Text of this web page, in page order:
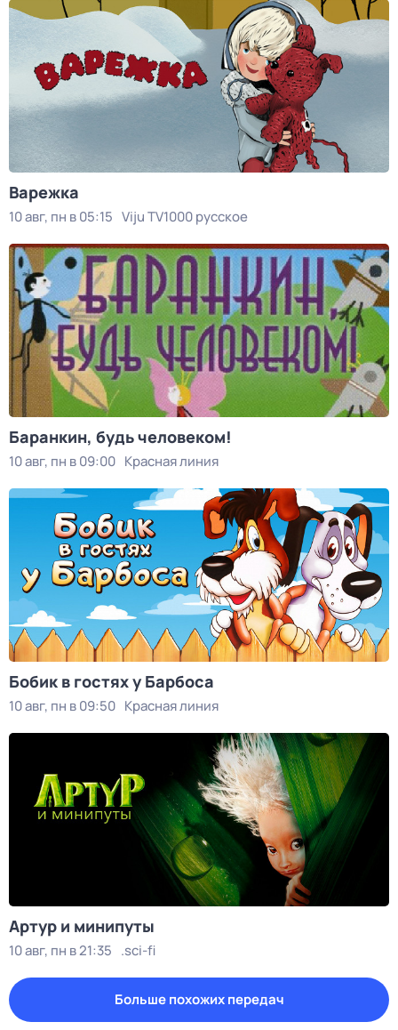
Варежка
10 авг, пн в 05:15 Viju TV1000 русское
Баранкин, будь человеком!
10 авг, пн в 09:00 Красная линия
Бобик в гостях у Барбоса
10 авг, пн в 09:50 Красная линия
Артур и минипуты
10 авг, пн в 21:35 .sci-fi
Больше похожих передач